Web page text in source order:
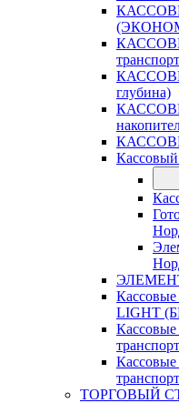
глубина)
LIGHT
ТОРГОВЫЙ